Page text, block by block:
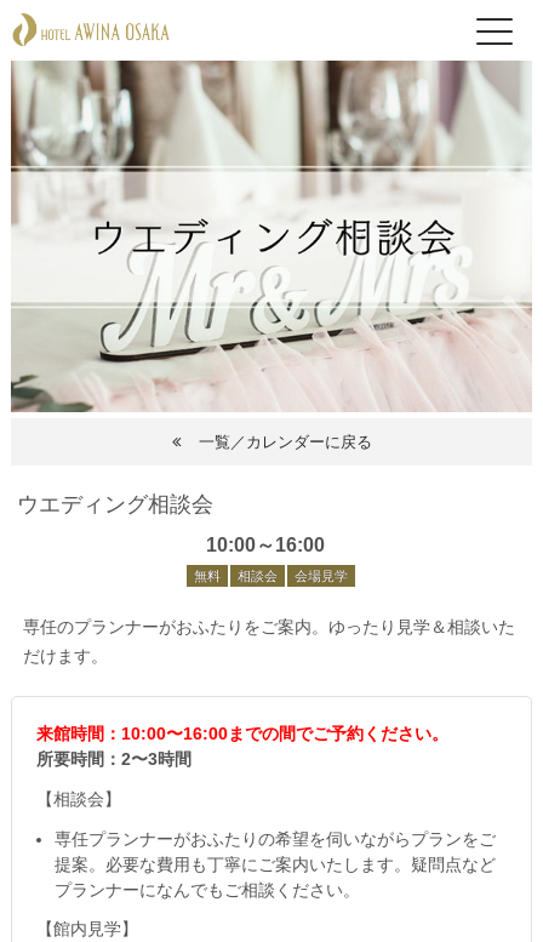
一覧／カレンダーに戻る
ウエディング相談会
10:00～16:00
無料 相談会 会場見学
専任のプランナーがおふたりをご案内。ゆったり見学＆相談いた
だけます。
来館時間：10:00〜16:00までの間でご予約ください。
所要時間：2〜3時間
【相談会】
専任プランナーがおふたりの希望を伺いながらプランをご
提案。必要な費用も丁寧にご案内いたします。疑問点など
プランナーになんでもご相談ください。
【館内見学】